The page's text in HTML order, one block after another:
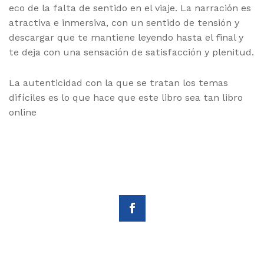
eco de la falta de sentido en el viaje. La narración es
atractiva e inmersiva, con un sentido de tensión y
descargar que te mantiene leyendo hasta el final y
te deja con una sensación de satisfacción y plenitud.
La autenticidad con la que se tratan los temas
difíciles es lo que hace que este libro sea tan libro
online​